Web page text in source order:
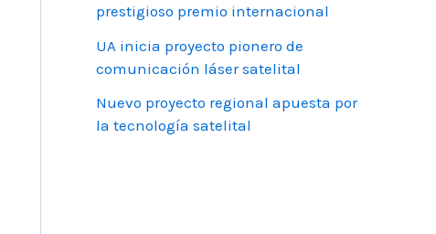
prestigioso premio internacional
UA inicia proyecto pionero de
comunicación láser satelital
Nuevo proyecto regional apuesta por
la tecnología satelital